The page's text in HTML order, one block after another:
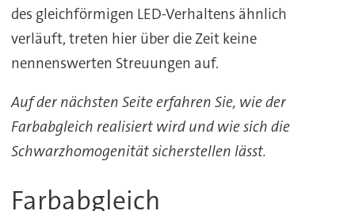
des gleichförmigen LED-Verhaltens ähnlich
verläuft, treten hier über die Zeit keine
nennenswerten Streuungen auf.
Auf der nächsten Seite erfahren Sie, wie der
Farbabgleich realisiert wird und wie sich die
Schwarzhomogenität sicherstellen lässt.
Farbabgleich